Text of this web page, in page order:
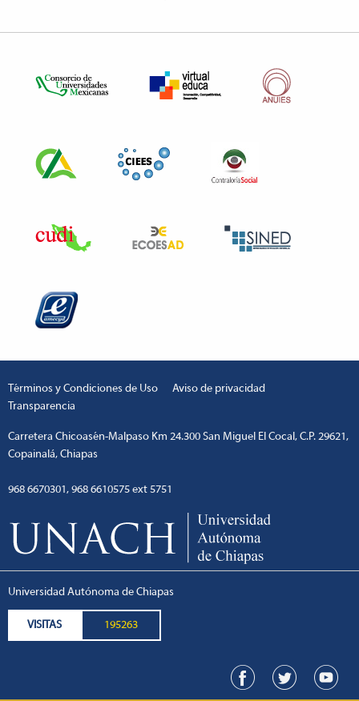
Términos y Condiciones de Uso
Aviso de privacidad
Transparencia
Carretera Chicoasén-Malpaso Km 24.300 San Miguel El Cocal, C.P. 29621,
Copainalá, Chiapas
968 6670301, 968 6610575 ext 5751
Universidad Autónoma de Chiapas
VISITAS 195263